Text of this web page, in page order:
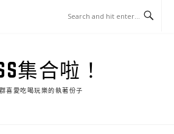
集合啦！
喜愛吃喝玩樂的執著份子